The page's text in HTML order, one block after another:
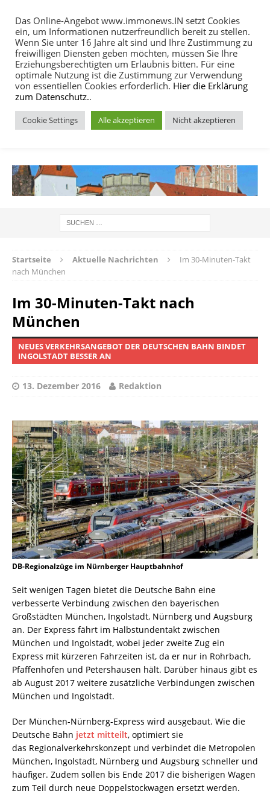
MENU
Startseite Aktuelle Nachrichten
Im 30-Minuten-Takt
nach München
Im 30-Minuten-Takt nach
München
NEUES VERKEHRSANGEBOT DER DEUTSCHEN BAHN BINDET
INGOLSTADT BESSER AN
13. Dezember 2016 Redaktion
DB-Regionalzüge im Nürnberger Hauptbahnhof
Seit wenigen Tagen bietet die Deutsche Bahn eine
verbesserte Verbindung zwischen den bayerischen
Großstädten München, Ingolstadt, Nürnberg und Augsburg
an. Der Express fährt im Halbstundentakt zwischen
München und Ingolstadt, wobei jeder zweite Zug ein
Express mit kürzeren Fahrzeiten ist, da er nur in Rohrbach,
Pfaffenhofen und Petershausen hält. Darüber hinaus gibt es
ab August 2017 weitere zusätzliche Verbindungen zwischen
München und Ingolstadt.
Der München-Nürnberg-Express wird ausgebaut. Wie die
Deutsche Bahn jetzt mitteilt, optimiert sie
das Regionalverkehrskonzept und verbindet die Metropolen
München, Ingolstadt, Nürnberg und Augsburg schneller und
häufiger. Zudem sollen bis Ende 2017 die bisherigen Wagen
zum Teil durch neue Doppelstockwagen ersetzt werden.
Das Online-Angebot www.immonews.IN setzt Cookies
ein, um Informationen nutzerfreundlich bereit zu stellen.
Wenn Sie unter 16 Jahre alt sind und Ihre Zustimmung zu
freiwilligen Diensten geben möchten, müssen Sie Ihre
Erziehungsberechtigten um Erlaubnis bitten. Für eine
optimale Nutzung ist die Zustimmung zur Verwendung
von essentiellen Cookies erforderlich. Hier die Erklärung
zum Datenschutz..
Cookie Settings Alle akzeptieren Nicht akzeptieren